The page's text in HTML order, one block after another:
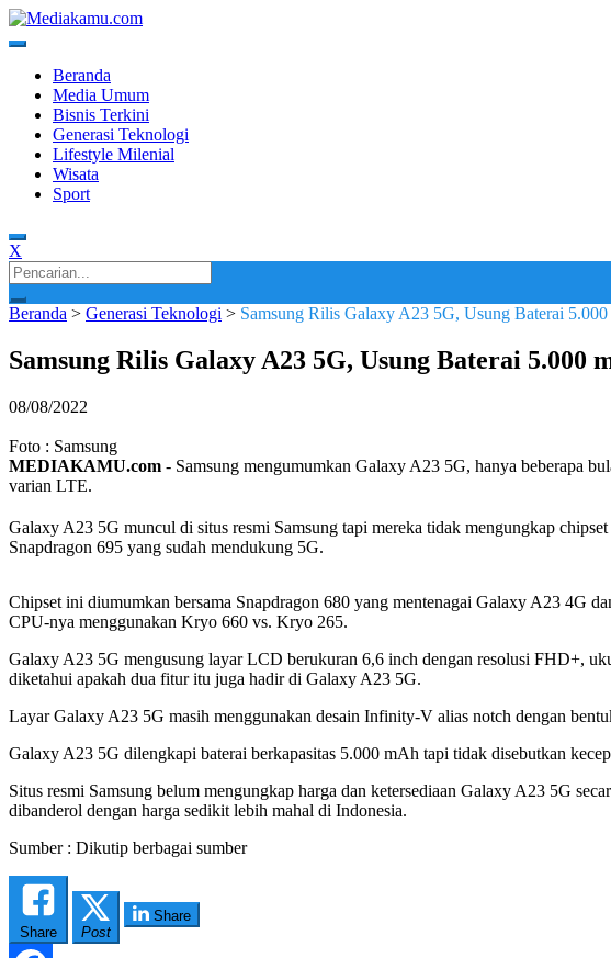
Skip
to
MEDIAKAMU.com
Media Terkini untuk Generasi Milenial!
Beranda
Media Umum
Bisnis Terkini
Generasi Teknologi
Lifestyle Milenial
Wisata
Sport
X
Search
for:
Beranda > Generasi Teknologi > Samsung Rilis Galaxy A23 5G, Usung Baterai
Samsung Rilis Galaxy A23 5G, Usung Baterai 5.000
08/08/2022
Foto : Samsung
MEDIAKAMU.com - Samsung mengumumkan Galaxy A23 5G, hanya beberapa
varian LTE.
Galaxy A23 5G muncul di situs resmi Samsung tapi mereka tidak mengungkap
Snapdragon 695 yang sudah mendukung 5G.
Chipset ini diumumkan bersama Snapdragon 680 yang mentenagai Galaxy A23 4G
CPU-nya menggunakan Kryo 660 vs. Kryo 265.
Galaxy A23 5G mengusung layar LCD berukuran 6,6 inch dengan resolusi FHD+,
diketahui apakah dua fitur itu juga hadir di Galaxy A23 5G.
Layar Galaxy A23 5G masih menggunakan desain Infinity-V alias notch dengan
Galaxy A23 5G dilengkapi baterai berkapasitas 5.000 mAh tapi tidak disebutkan
Situs resmi Samsung belum mengungkap harga dan ketersediaan Galaxy A23 5G
dibanderol dengan harga sedikit lebih mahal di Indonesia.
Sumber : Dikutip berbagai sumber
Share Post
Share